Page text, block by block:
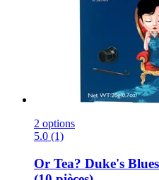
2 options
5.0 (1)
Or Tea? Duke's